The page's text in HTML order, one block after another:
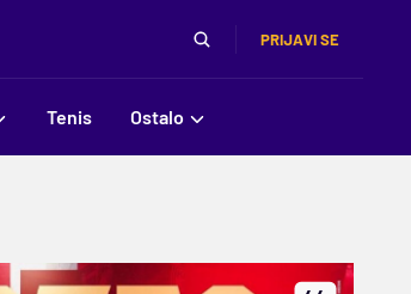
PRIJAVI SE
Tenis Ostalo